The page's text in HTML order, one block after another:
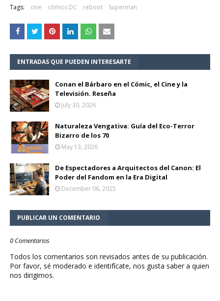
Tags: cine cómics DC reboot Superman
ENTRADAS QUE PUEDEN INTERESARTE
Conan el Bárbaro en el Cómic, el Cine y la
Televisión. Reseña
July 30, 2026
Naturaleza Vengativa: Guía del Eco-Terror
Bizarro de los 70
May 13, 2026
De Espectadores a Arquitectos del Canon: El
Poder del Fandom en la Era Digital
December 06, 2025
PUBLICAR UN COMENTARIO
0 Comentarios
Todos los comentarios son revisados antes de su publicación.
Por favor, sé moderado e identifícate, nos gusta saber a quien
nos dirigimos.